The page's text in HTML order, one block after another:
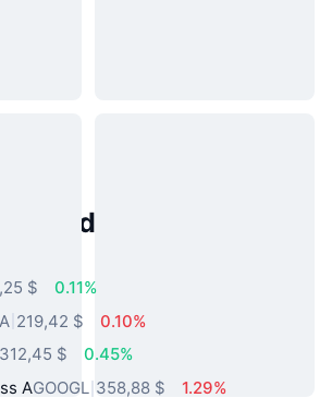
Mundo Real
$
0.11%
219,42 $
0.10%
312,45 $
0.45%
AGOOGL 358,88 $
1.29%